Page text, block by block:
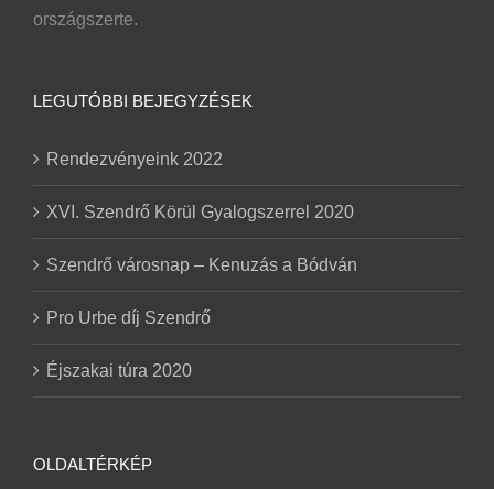
országszerte.
LEGUTÓBBI BEJEGYZÉSEK
Rendezvényeink 2022
XVI. Szendrő Körül Gyalogszerrel 2020
Szendrő városnap – Kenuzás a Bódván
Pro Urbe díj Szendrő
Éjszakai túra 2020
OLDALTÉRKÉP